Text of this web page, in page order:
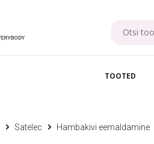
TOOTED
Satelec Hambakivi eemaldamine